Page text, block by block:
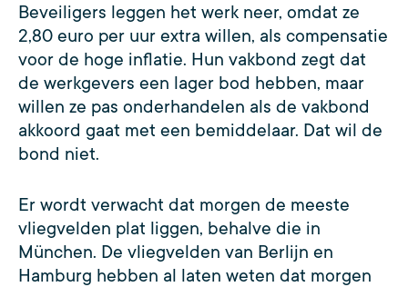
Beveiligers leggen het werk neer, omdat ze
2,80 euro per uur extra willen, als compensatie
voor de hoge inflatie. Hun vakbond zegt dat
de werkgevers een lager bod hebben, maar
willen ze pas onderhandelen als de vakbond
akkoord gaat met een bemiddelaar. Dat wil de
bond niet.
Er wordt verwacht dat morgen de meeste
vliegvelden plat liggen, behalve die in
München. De vliegvelden van Berlijn en
Hamburg hebben al laten weten dat morgen